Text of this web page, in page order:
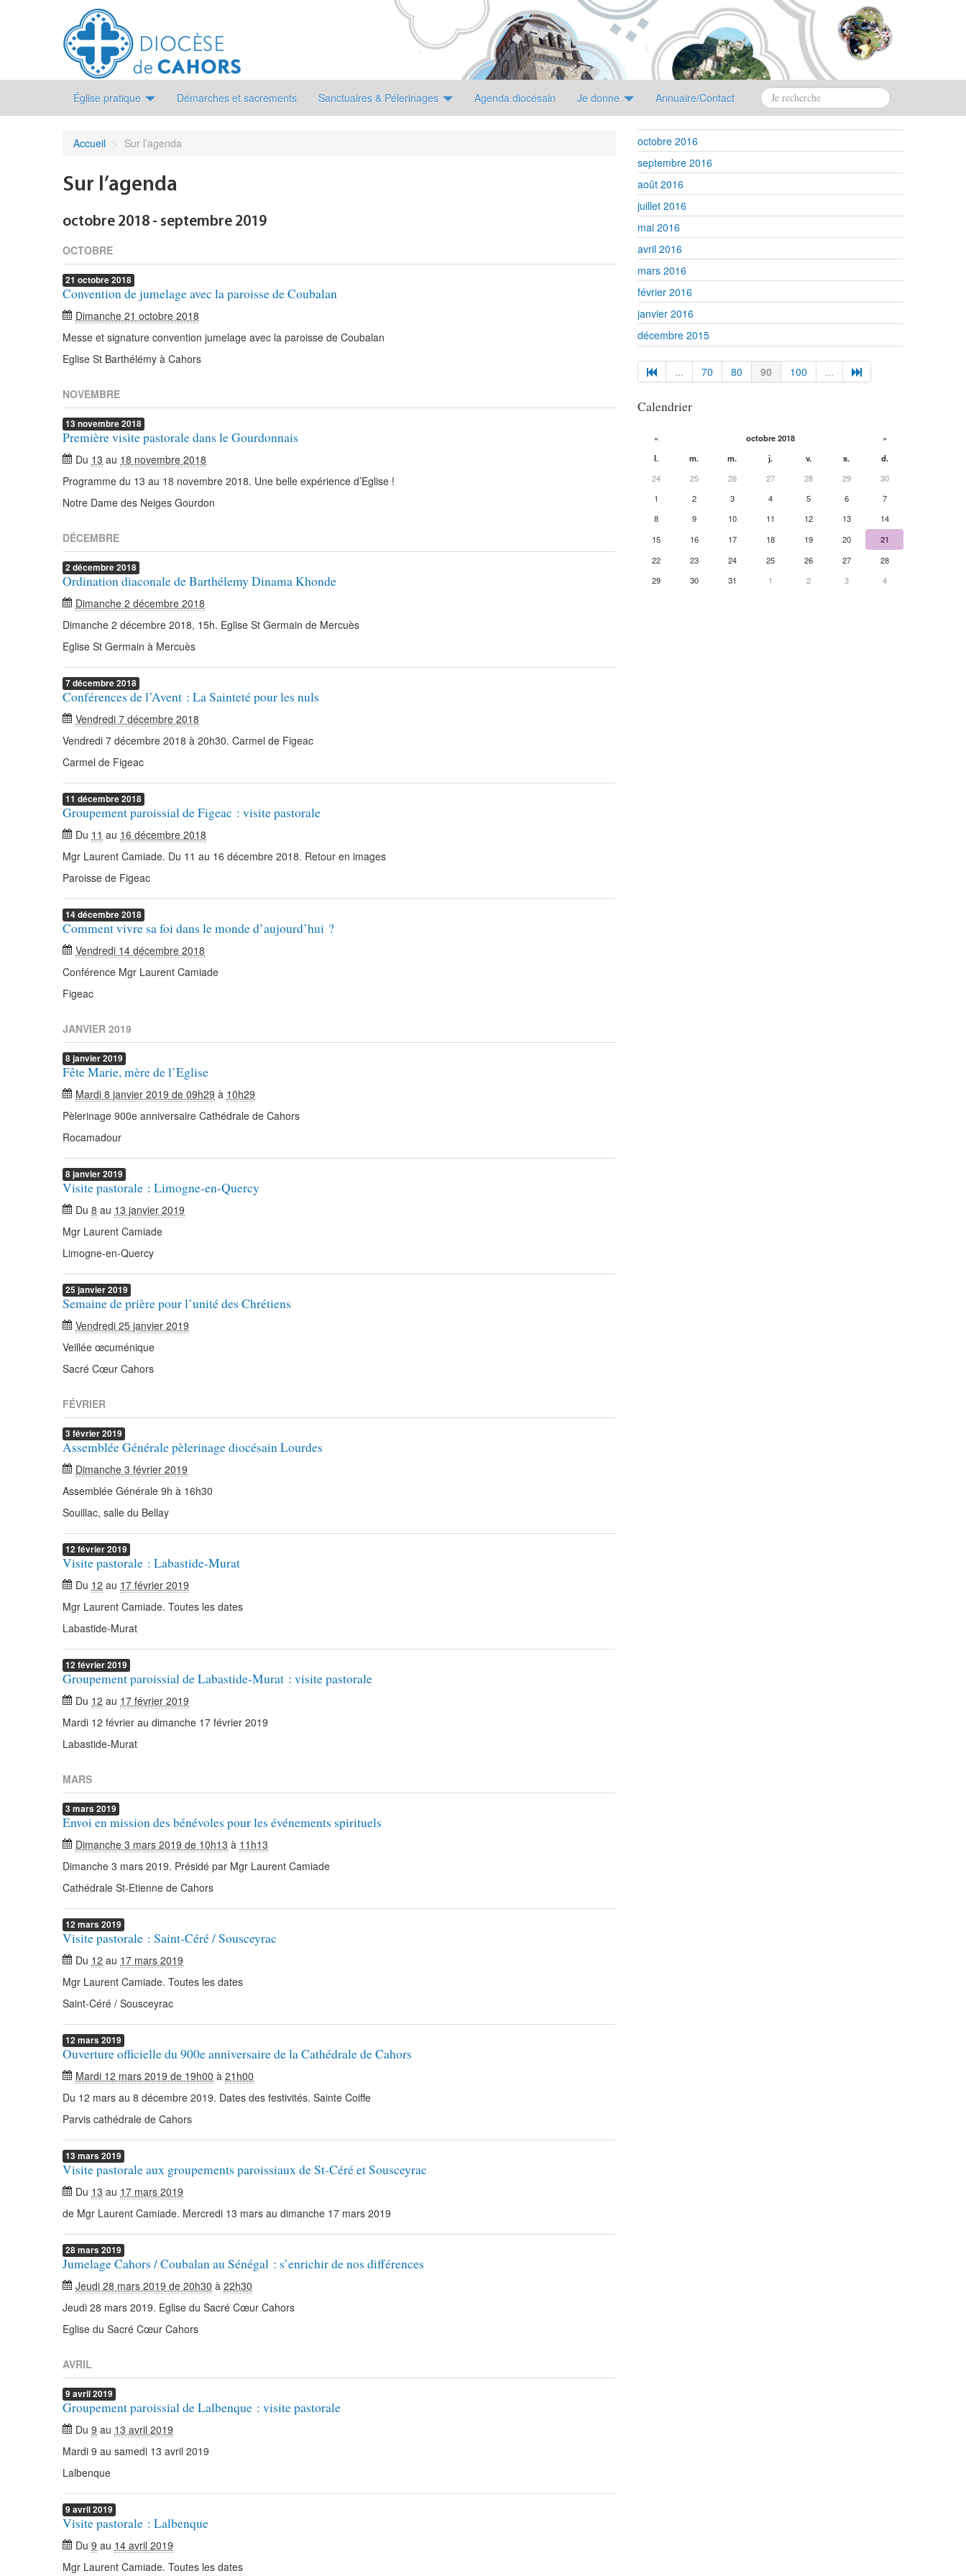
Église pratique Démarches et sacrements Sanctuaires & Pélerinages Agenda diocésain Je donne Annuaire/Contact
Accueil > Sur l’agenda
Sur l’agenda
octobre 2018 - septembre 2019
OCTOBRE
21 octobre2018
Convention de jumelage avec la paroisse de Coubalan
Dimanche 21 octobre 2018
Messe et signature convention jumelage avec la paroisse de Coubalan
Eglise St Barthélémy à Cahors
NOVEMBRE
13 novembre2018
Première visite pastorale dans le Gourdonnais
Du 13 au 18 novembre 2018
Programme du 13 au 18 novembre 2018. Une belle expérience d’Eglise !
Notre Dame des Neiges Gourdon
DÉCEMBRE
2 décembre2018
Ordination diaconale de Barthélemy Dinama Khonde
Dimanche 2 décembre 2018
Dimanche 2 décembre 2018, 15h. Eglise St Germain de Mercuès
Eglise St Germain à Mercuès
7décembre2018
Conférences de l’Avent : La Sainteté pour les nuls
Vendredi 7 décembre 2018
Vendredi 7 décembre 2018 à 20h30. Carmel de Figeac
Carmel de Figeac
11 décembre2018
Groupement paroissial de Figeac : visite pastorale
Du 11 au 16 décembre 2018
Mgr Laurent Camiade. Du 11 au 16 décembre 2018. Retour en images
Paroisse de Figeac
14décembre2018
Comment vivre sa foi dans le monde d’aujourd’hui ?
Vendredi 14 décembre 2018
Conférence Mgr Laurent Camiade
Figeac
JANVIER 2019
8janvier2019
Fête Marie, mère de l’Eglise
Mardi 8 janvier 2019 de 09h29 à 10h29
Pèlerinage 900e anniversaire Cathédrale de Cahors
Rocamadour
8janvier2019
Visite pastorale : Limogne-en-Quercy
Du 8 au 13 janvier 2019
Mgr Laurent Camiade
Limogne-en-Quercy
25 janvier2019
Semaine de prière pour l’unité des Chrétiens
Vendredi 25 janvier 2019
Veillée œcuménique
Sacré Cœur Cahors
FÉVRIER
3 février2019
Assemblée Générale pèlerinage diocésain Lourdes
Dimanche 3 février 2019
Assemblée Générale 9h à 16h30
Souillac, salle du Bellay
12 février2019
Visite pastorale : Labastide-Murat
Du 12 au 17 février 2019
Mgr Laurent Camiade. Toutes les dates
Labastide-Murat
12 février2019
Groupement paroissial de Labastide-Murat : visite pastorale
Du 12 au 17 février 2019
Mardi 12 février au dimanche 17 février 2019
Labastide-Murat
MARS
3 mars 2019
Envoi en mission des bénévoles pour les événements spirituels
Dimanche 3 mars 2019 de 10h13 à 11h13
Dimanche 3 mars 2019. Présidé par Mgr Laurent Camiade
Cathédrale St-Etienne de Cahors
12 mars 2019
Visite pastorale : Saint-Céré / Sousceyrac
Du 12 au 17 mars 2019
Mgr Laurent Camiade. Toutes les dates
Saint-Céré / Sousceyrac
12 mars 2019
Ouverture officielle du 900e anniversaire de la Cathédrale de Cahors
Mardi 12 mars 2019 de 19h00 à 21h00
Du 12 mars au 8 décembre 2019. Dates des festivités. Sainte Coiffe
Parvis cathédrale de Cahors
13 mars 2019
Visite pastorale aux groupements paroissiaux de St-Céré et Sousceyrac
Du 13 au 17 mars 2019
de Mgr Laurent Camiade. Mercredi 13 mars au dimanche 17 mars 2019
28mars 2019
Jumelage Cahors / Coubalan au Sénégal : s’enrichir de nos différences
Jeudi 28 mars 2019 de 20h30 à 22h30
Jeudi 28 mars 2019. Eglise du Sacré Cœur Cahors
Eglise du Sacré Cœur Cahors
AVRIL
9 avril2019
Groupement paroissial de Lalbenque : visite pastorale
Du 9 au 13 avril 2019
Mardi 9 au samedi 13 avril 2019
Lalbenque
9 avril2019
Visite pastorale : Lalbenque
Du 9 au 14 avril 2019
Mgr Laurent Camiade. Toutes les dates
octobre 2016
septembre 2016
août 2016
juillet 2016
mai 2016
avril 2016
mars 2016
février 2016
janvier 2016
décembre 2015
... 70 80 90 100 ...
Calendrier
« octobre 2018
»
l.
m. m. j. v. s.
d.
24
25 26 27 28 29
30
1
2 3 4 5 6
7
8
9 10 11 12 13
14
15
16 17 18 19 20
21
22
23 24 25 26 27
28
29
30 31 1 2 3 4